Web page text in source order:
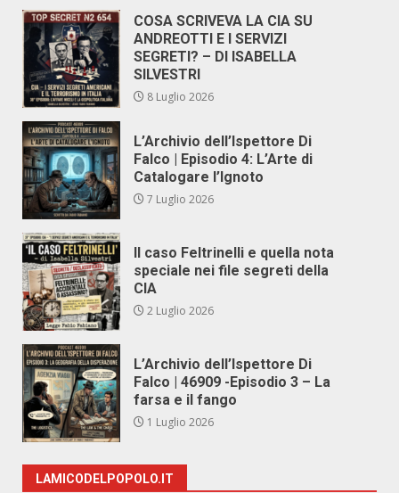
COSA SCRIVEVA LA CIA SU
ANDREOTTI E I SERVIZI
SEGRETI? – DI ISABELLA
SILVESTRI
8 Luglio 2026
L’Archivio dell’Ispettore Di
Falco | Episodio 4: L’Arte di
Catalogare l’Ignoto
7 Luglio 2026
Il caso Feltrinelli e quella nota
speciale nei file segreti della
CIA
2 Luglio 2026
L’Archivio dell’Ispettore Di
Falco | 46909 -Episodio 3 – La
farsa e il fango
1 Luglio 2026
LAMICODELPOPOLO.IT